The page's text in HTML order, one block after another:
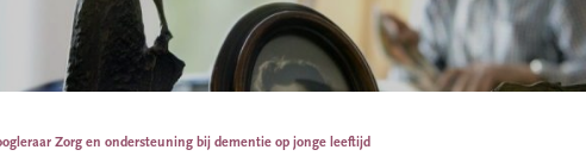
Zorg en ondersteuning bij dementie op jonge leeftijd